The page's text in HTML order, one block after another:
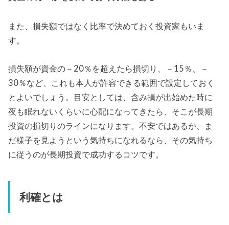
また、損失額ではなく比率で決めておく投資家もいま
す。
損失額が資金の－20％を超えたら損切り、－15％、－
30％など、これも本人が許容できる範囲で設定しておく
とよいでしょう。目安としては、含み損が出始めた時に
夜も眠れないくらいに心配になってきたら、そこが長期
投資の損切りのラインになります。不安ではあるが、ま
だ様子を見ようという気持ちになれるなら、その気持ち
に従うのが長期投資で成功するコツです。
利確とは